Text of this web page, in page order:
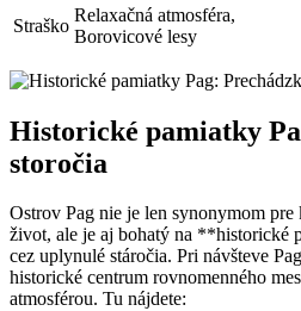
Straško
Relaxačná atmosféra,⁣
Borovicové lesy
Historické pamiatky
storočia
Ostrov Pag nie je len synonymom pre
život, ale je aj bohatý na⁣ **historické
cez uplynulé stáročia. Pri návšteve
historické centrum rovnomenného
atmosférou. Tu nájdete: